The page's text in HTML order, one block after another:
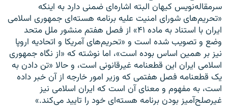
سرمقاله‌نویس کیهان البته اشاره‌ای ضمنی دارد به اینکه
«تحریم‌های شورای امنیت علیه برنامه هسته‌ای جمهوری اسلامی
ایران با استناد به ماده ۴۱» از فصل هفتم منشور ملل متحد
وضع و تصویب شده است و «تحریم‌های آمریکا و اتحادیه اروپا
نیز بر همین اساس بوده است»، اما نوشته که «از نگاه جمهوری
اسلامی ایران این قطعنامه غیرقانونی است، و حالا «تن دادن به
یک قطعنامه فصل هفتمی که وزیر امور خارجه از آن خبر داده‌
است، به مفهوم و معنای آن است که ایران اسلامی نیز
غیرصلح‌آمیز بودن برنامه هسته‌ای خود را تایید می‌کند.»